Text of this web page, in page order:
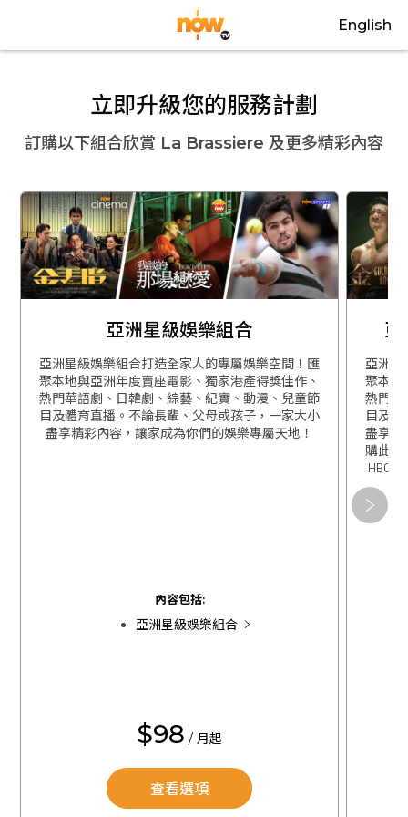
English
立即升級您的服務計劃
訂購以下組合欣賞 La Brassiere 及更多精彩內容
亞洲星級娛樂組合
亞洲星級娛樂組合打造全家人的專屬娛樂空間！匯
聚本地與亞洲年度賣座電影、獨家港產得獎佳作、
熱門華語劇、日韓劇、綜藝、紀實、動漫、兒童節
目及體育直播。不論長輩、父母或孩子，一家大小
盡享精彩內容，讓家成為你們的娛樂專屬天地！
內容包括:
亞洲星級娛樂組合
$98 / 月起
查看選項
亞
亞洲星
聚本地
熱門華
目及
盡享精
購此組
HBO
關閉